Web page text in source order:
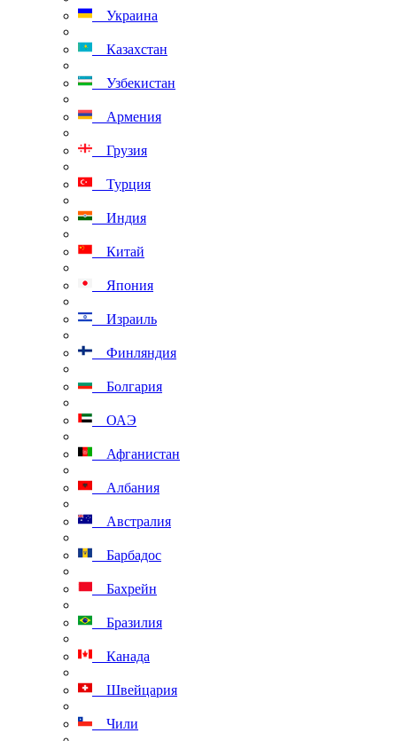
Украина
Казахстан
Узбекистан
Армения
Грузия
Турция
Индия
Китай
Япония
Израиль
Финляндия
Болгария
ОАЭ
Афганистан
Албания
Австралия
Барбадос
Бахрейн
Бразилия
Канада
Швейцария
Чили